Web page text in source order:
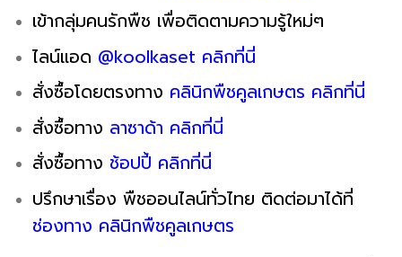
เข้ากลุ่มคนรักพืช เพื่อติดตามความรู้ใหม่ๆ
ไลน์แอด @koolkaset คลิกที่นี่
สั่งซื้อโดยตรงทาง คลินิกพืชคูลเกษตร คลิกที่นี่
สั่งซื้อทาง ลาซาด้า คลิกที่นี่
สั่งซื้อทาง ช้อปปี้ คลิกที่นี่
ปรึกษาเรื่อง พืชออนไลน์ทั่วไทย ติดต่อมาได้ที่
ช่องทาง คลินิกพืชคูลเกษตร